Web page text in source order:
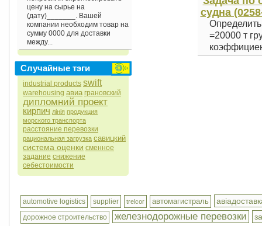
цену на сырье на
(дату)_______. Вашей
компании необходим товар на
сумму 0000 для доставки
между...
Случайные тэги
industrial products swift
warehousing авиа грановский
дипломний проект
кирпич лінія продукция
морского транспорта
расстояние перевозки
рациональная загрузка савицкий
система оценки сменное
задание снижение
себестоимости
судна
=20000 т
automotive logistics supplier trelcor автомагистраль
дорожное строительство железнодорожные перевозки